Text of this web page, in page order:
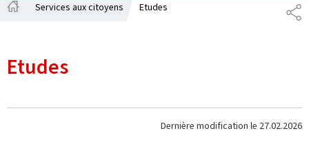
Services aux citoyens Etudes
Etudes
Dernière modification le 27.02.2026